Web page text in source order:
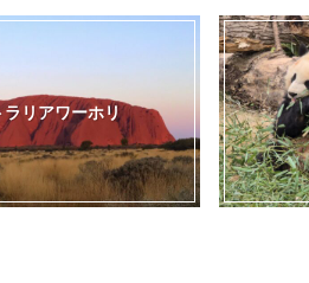
リアワーホリ